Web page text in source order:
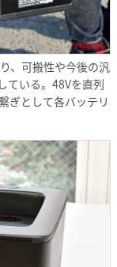
、可搬性や今後の汎
ている。48Vを直列
ぎとして各バッテリ